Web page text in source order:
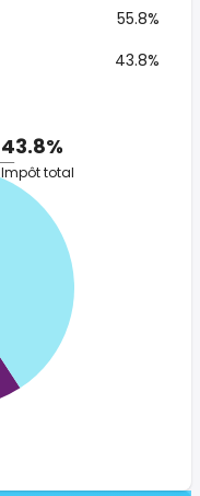
55.8%
43.8%
43.8%
Impôt total